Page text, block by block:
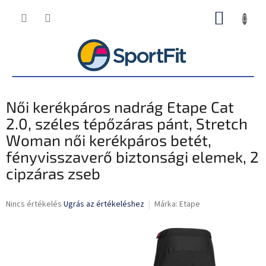
KOSÁR
Női kerékpáros nadrág Etape Cat
2.0, széles tépőzáras pánt, Stretch
Woman női kerékpáros betét,
fényvisszaverő biztonsági elemek, 2
cipzáras zseb
A
Nincs értékelés Ugrás az értékeléshez Márka: Etape